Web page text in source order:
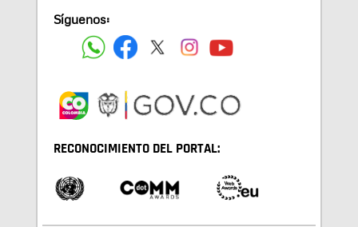
Síguenos:
RECONOCIMIENTO DEL PORTAL: